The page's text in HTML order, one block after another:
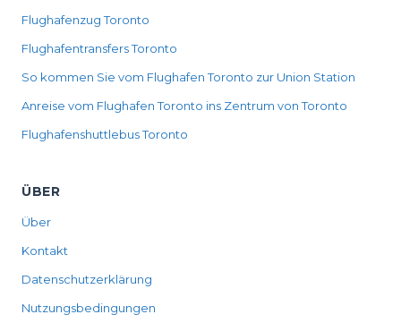
Flughafenzug Toronto
Flughafentransfers Toronto
So kommen Sie vom Flughafen Toronto zur Union Station
Anreise vom Flughafen Toronto ins Zentrum von Toronto
Flughafenshuttlebus Toronto
ÜBER
Über
Kontakt
Datenschutzerklärung
Nutzungsbedingungen